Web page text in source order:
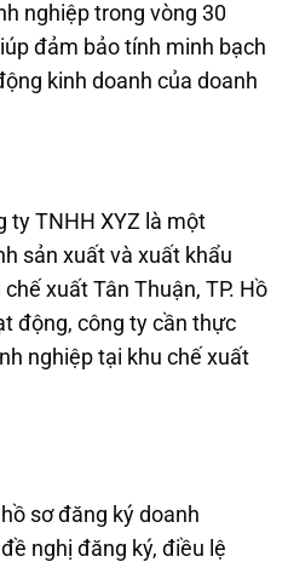
nghiệp trong vòng 30
đảm bảo tính minh bạch
kinh doanh của doanh
ty TNHH XYZ là một
sản xuất và xuất khẩu
xuất Tân Thuận, TP. Hồ
động, công ty cần thực
nghiệp tại khu chế xuất
sơ đăng ký doanh
nghị đăng ký, điều lệ